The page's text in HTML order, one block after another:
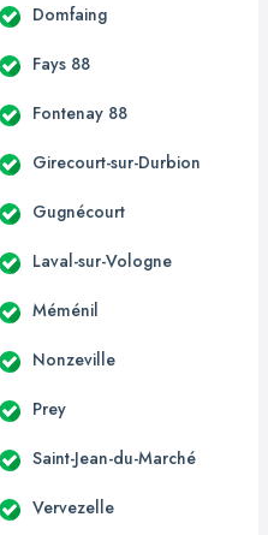
Domfaing
Fays 88
Fontenay 88
Girecourt-sur-Durbion
Gugnécourt
Laval-sur-Vologne
Méménil
Nonzeville
Prey
Saint-Jean-du-Marché
Vervezelle